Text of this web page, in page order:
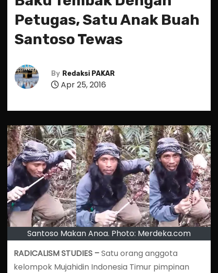
Petugas, Satu Anak Buah
Santoso Tewas
By Redaksi PAKAR
Apr 25, 2016
Santoso Makan Anoa. Photo: Merdeka.com
RADICALISM STUDIES –Satu orang anggota
kelompok Mujahidin Indonesia Timur pimpinan